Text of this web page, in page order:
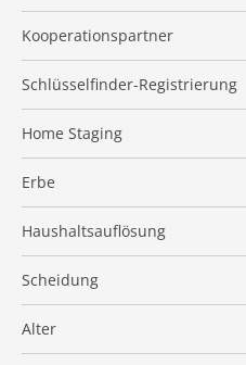
Kooperationspartner
Schlüsselfinder-Registrierung
Home Staging
Erbe
Haushaltsauflösung
Scheidung
Alter